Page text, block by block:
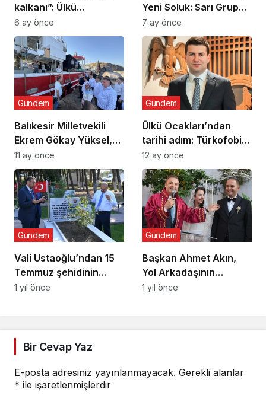
kalkanı”: Ülkü
Ocaklarından
uyuşturucu ve dijital
bağımlılığa karşı
seferberlik
6 ay önce
Yeni Soluk: Sarı Grup
Törenle Açıldı
7 ay önce
Balıkesir Milletvekili
Ekrem Gökay Yüksel,
Erdek’te Balık Avı
Sezonunu “Vira
Bismillah” ile Açtı
Gündem
11 ay önce
Ülkü Ocakları’ndan
tarihi adım: Türkofobi
İzleme Merkezi
Gündem
12 ay önce
Vali Ustaoğlu’ndan 15
Temmuz şehidinin
ailesine ziyaret
Gündem
1 yıl önce
Başkan Ahmet Akın,
Yol Arkadaşının
Nikâhını Kıydı
Gündem
1 yıl önce
Bir Cevap Yaz
E-posta adresiniz yayınlanmayacak. Gerekli alanlar
* ile işaretlenmişlerdir